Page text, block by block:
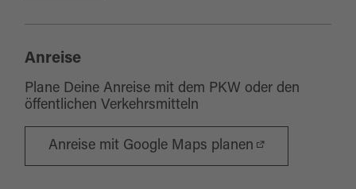
Anreise
Plane Deine Anreise mit dem PKW oder den
öffentlichen Verkehrsmitteln
Anreise mit Google Maps planen